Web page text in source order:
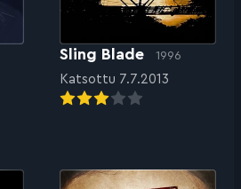
Sling Blade 1996
Katsottu 7.7.2013